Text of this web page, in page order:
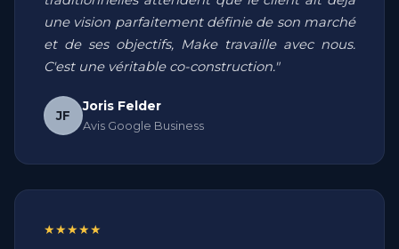
une vision parfaitement définie de son marché
et de ses objectifs, Make travaille avec nous.
C'est une véritable co-construction."
JF
Joris Felder
Avis Google Business
★★★★★